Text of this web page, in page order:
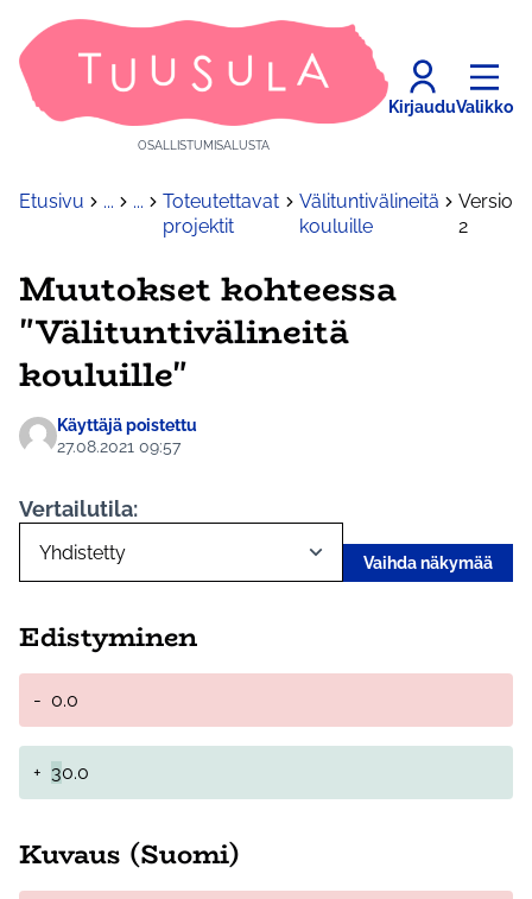
OSALLISTUMISALUSTA
KirjauduValikko
Etusivu ... ...
Toteutettavat
projektit
Välituntivälineitä
kouluille
Versio
2
Muutokset kohteessa
"Välituntivälineitä
kouluille"
Käyttäjä poistettu
27.08.2021 09:57
Vertailutila:
Vaihda näkymää
Edistyminen
- 0.0
+ 30.0
Kuvaus (Suomi)